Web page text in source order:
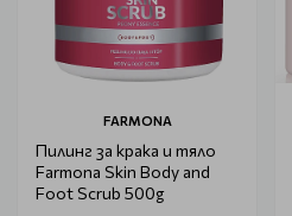
FARMONA
Пилинг за крака и тяло
Farmona Skin Body and
Foot Scrub 500g